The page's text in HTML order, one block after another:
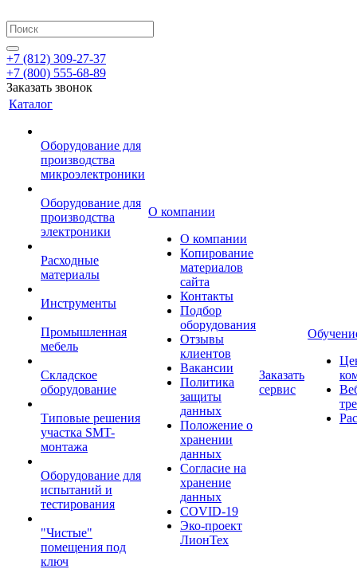
+7 (812) 309-27-37
+7 (800) 555-68-89
Заказать звонок
Каталог
Оборудование для
производства
микроэлектроники
Оборудование для
производства
электроники
Расходные
материалы
Инструменты
Промышленная
мебель
Складское
оборудование
Типовые решения
участка SMT-
монтажа
Оборудование для
испытаний и
тестирования
"Чистые"
помещения под
ключ
О компании
О компании
Копирование
материалов
сайта
Контакты
Подбор
оборудования
Отзывы
клиентов
Вакансии
Политика
защиты
данных
Положение о
хранении
данных
Согласие на
хранение
данных
COVID-19
Эко-проект
ЛионТех
Заказать
сервис